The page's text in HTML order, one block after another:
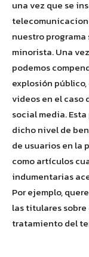
una vez que se
nuestro
minorista. Una
podemos
explosión
videos en el caso
social media.
dicho nivel de
de usuarios en
como artículos
indumentarias
Por ejemplo,
las titulares
tratamiento del